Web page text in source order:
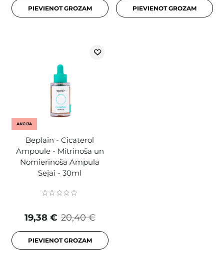
PIEVIENOT GROZAM PIEVIENOT GROZAM
AKCIJA
Beplain - Cicaterol
Ampoule - Mitrinoša un
Nomierinoša Ampula
Sejai - 30ml
20,40 €
19,38 €
PIEVIENOT GROZAM